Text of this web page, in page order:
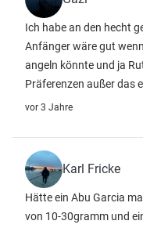
Ich habe an den hecht
Anfänger wäre gut
angeln könnte und ja
Präferenzen außer das
vor 3 Jahre
Karl Fricke
Hätte ein Abu Garcia
von 10-30gramm und